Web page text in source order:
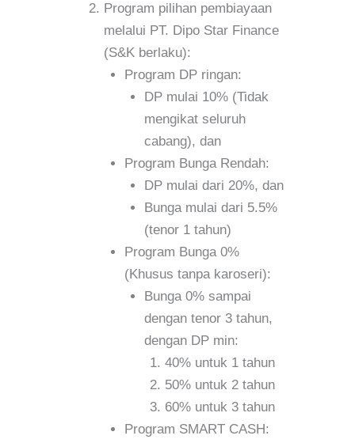
Program pilihan pembiayaan
melalui PT. Dipo Star Finance
(S&K berlaku):
Program DP ringan:
DP mulai 10% (Tidak
mengikat seluruh
cabang), dan
Program Bunga Rendah:
DP mulai dari 20%, dan
Bunga mulai dari 5.5%
(tenor 1 tahun)
Program Bunga 0%
(Khusus tanpa karoseri):
Bunga 0% sampai
dengan tenor 3 tahun,
dengan DP min:
40% untuk 1 tahun
50% untuk 2 tahun
60% untuk 3 tahun
Program SMART CASH: